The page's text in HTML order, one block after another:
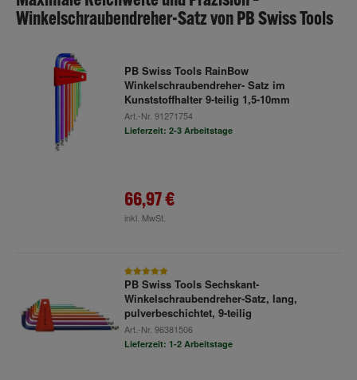
Winkelschraubendreher-Satz von PB Swiss Tools
PB Swiss Tools RainBow
Winkelschraubendreher- Satz im
Kunststoffhalter 9-teilig 1,5-10mm
Art.-Nr. 91271754
Lieferzeit: 2-3 Arbeitstage
66,97 €
inkl. MwSt.
PB Swiss Tools Sechskant-
Winkelschraubendreher-Satz, lang,
pulverbeschichtet, 9-teilig
Art.-Nr. 96381506
Lieferzeit: 1-2 Arbeitstage